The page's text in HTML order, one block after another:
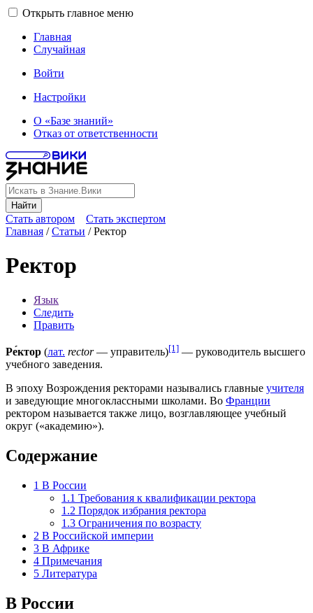
Открыть главное меню
Главная
Случайная
Войти
Настройки
О «Базе знаний»
Отказ от ответственности
Найти
Стать автором
Стать экспертом
Главная /Статьи /Ректор
Ректор
Язык
Следить
Править
Ре́ктор (лат. rector— управитель)[1] — руководитель высшего
учебного заведения.
В эпоху Возрождения ректорами назывались главные учителя
и заведующие многоклассными школами. Во Франции
ректором называется также лицо, возглавляющее учебный
округ («академию»).
Содержание
1 В России
1.1 Требования к квалификации ректора
1.2 Порядок избрания ректора
1.3 Ограничения по возрасту
2 В Российской империи
3 В Африке
4 Примечания
5 Литература
В России